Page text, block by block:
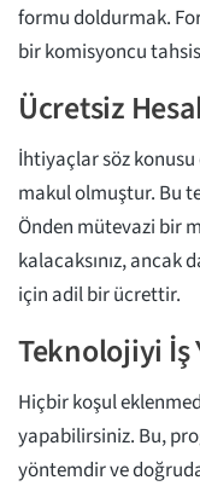
formu doldurmak.
bir komisyoncu
Ücretsiz
İhtiyaçlar söz
makul olmuştur. Bu
Önden mütevazi bir
kalacaksınız, ancak
için adil bir ücrettir.
Teknolojiyi İş
Hiçbir koşul
yapabilirsiniz. Bu,
yöntemdir ve